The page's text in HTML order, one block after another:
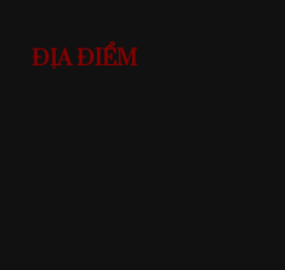
ĐỊA ĐIỂM